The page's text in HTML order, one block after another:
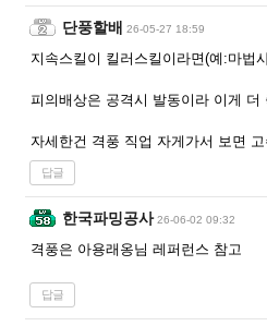
단풍할배 26-05-27 18:59
지속스킬이 킬러스킬이라면(예:마법
피의배상은 공격시 발동이라 이게 더
자세한건 격풍 직업 자게가서 보면
답글
한국파밍공사 26-06-02 09:32
격풍은 아용래옹님 레퍼런스 참고
답글